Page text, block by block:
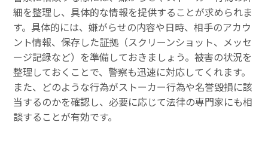
細を整理し、具体的な情報を提供することが求められま
す。具体的には、嫌がらせの内容や日時、相手のアカウ
ント情報、保存した証拠（スクリーンショット、メッセ
ージ記録など）を準備しておきましょう。被害の状況を
整理しておくことで、警察も迅速に対応してくれます。
また、どのような行為がストーカー行為や名誉毀損に該
当するのかを確認し、必要に応じて法律の専門家にも相
談することが有効です。